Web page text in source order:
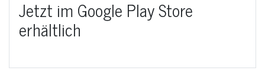
Jetzt im Google Play Store
erhältlich